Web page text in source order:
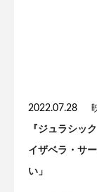
2022.07.28
『ジュラシッ
イザベラ・サ
い」